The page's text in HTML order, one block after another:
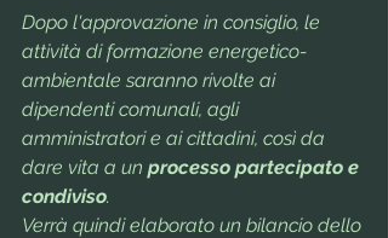
Dopo l'approvazione in consiglio, le
attività di formazione energetico-
ambientale saranno rivolte ai
dipendenti comunali, agli
amministratori e ai cittadini, così da
dare vita a un processo partecipato e
condiviso.
Verrà quindi elaborato un bilancio dello